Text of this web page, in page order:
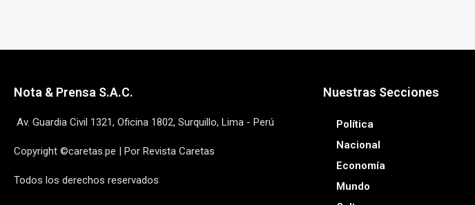
Nota & Prensa S.A.C.
Av. Guardia Civil 1321, Oficina 1802, Surquillo, Lima - Perú
Copyright ©caretas.pe | Por Revista Caretas
Todos los derechos reservados
Nuestras Secciones
Política
Nacional
Economía
Mundo